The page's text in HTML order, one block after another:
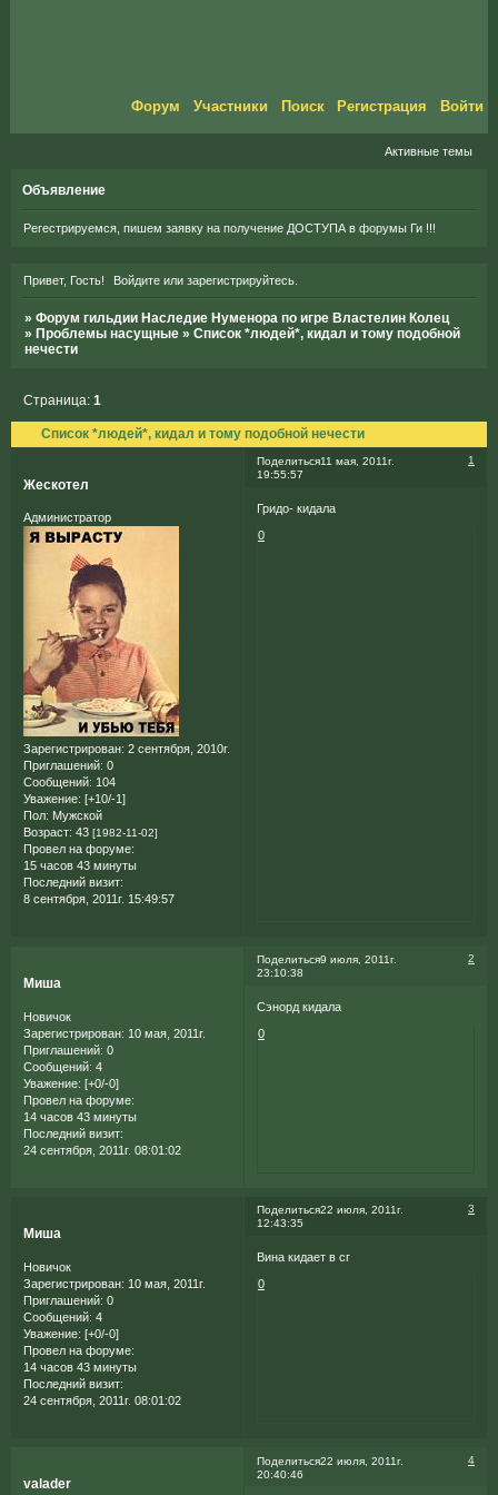
Форум Участники Поиск Регистрация Войти
Активные темы
Объявление
Регестрируемся, пишем заявку на получение ДОСТУПА в форумы Ги !!!
Привет, Гость! Войдите илизарегистрируйтесь
»Форум гильдии Наследие Нуменора по игре Властелин Колец
» Проблемы насущные »Список *людей*, кидал и тому подобной
нечести
Список *людей*, кидал и тому подобной нечести
Страница:1
Поделиться 1
11 мая, 2011г.
19:55:57
Жескотел
Администратор
Зарегистрирован: 2 сентября, 2010г.
Приглашений: 0
Сообщений: 104
Уважение: [+10/-1]
Пол: Мужской
Возраст: 43 [1982-11-02]
Провел на форуме:
15 часов 43 минуты
Последний визит:
8 сентября, 2011г. 15:49:57
Гридо- кидала
0
Поделиться 2
9 июля, 2011г.
23:10:38
Миша
Новичок
Зарегистрирован: 10 мая, 2011г.
Приглашений: 0
Сообщений: 4
Уважение: [+0/-0]
Провел на форуме:
14 часов 43 минуты
Последний визит:
24 сентября, 2011г. 08:01:02
Сэнорд кидала
0
Поделиться 3
22 июля, 2011г.
12:43:35
Миша
Новичок
Зарегистрирован: 10 мая, 2011г.
Приглашений: 0
Сообщений: 4
Уважение: [+0/-0]
Провел на форуме:
14 часов 43 минуты
Последний визит:
24 сентября, 2011г. 08:01:02
Вина кидает в сг
0
Поделиться 4
22 июля, 2011г.
20:40:46
valader